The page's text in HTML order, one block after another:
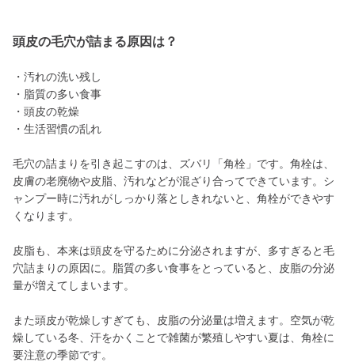
頭皮の毛穴が詰まる原因は？
・汚れの洗い残し
・脂質の多い食事
・頭皮の乾燥
・生活習慣の乱れ
毛穴の詰まりを引き起こすのは、ズバリ「角栓」です。角栓は、
皮膚の老廃物や皮脂、汚れなどが混ざり合ってできています。シ
ャンプー時に汚れがしっかり落としきれないと、角栓ができやす
くなります。
皮脂も、本来は頭皮を守るために分泌されますが、多すぎると毛
穴詰まりの原因に。脂質の多い食事をとっていると、皮脂の分泌
量が増えてしまいます。
また頭皮が乾燥しすぎても、皮脂の分泌量は増えます。空気が乾
燥している冬、汗をかくことで雑菌が繁殖しやすい夏は、角栓に
要注意の季節です。